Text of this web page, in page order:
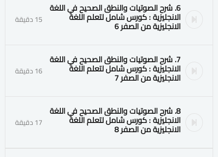
6. شرح الصوتيات والنطق الصحيح في اللغة
الانجليزية : كورس شامل لتعلم اللغة
الانجليزية من الصفر 6 15 دقيقة
7. شرح الصوتيات والنطق الصحيح في اللغة
الانجليزية : كورس شامل لتعلم اللغة
الانجليزية من الصفر 7 16 دقيقة
8. شرح الصوتيات والنطق الصحيح في اللغة
الانجليزية : كورس شامل لتعلم اللغة
الانجليزية من الصفر 8 17 دقيقة